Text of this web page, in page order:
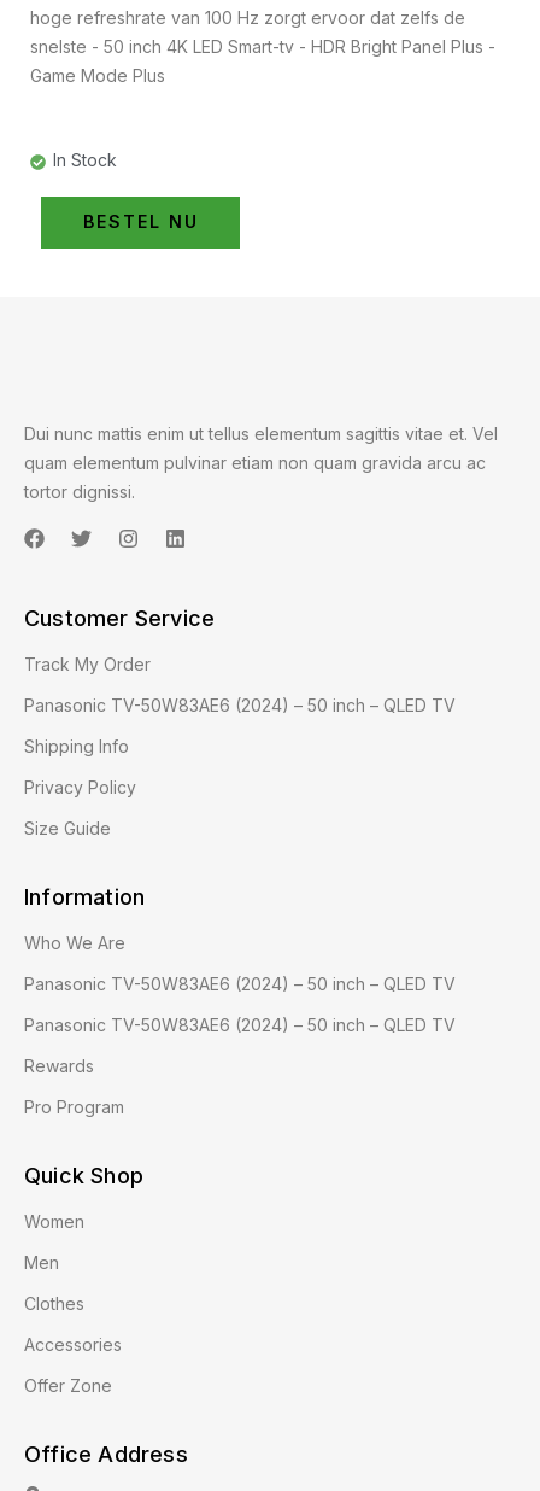
hoge refreshrate van 100 Hz zorgt ervoor dat zelfs de
snelste - 50 inch 4K LED Smart-tv - HDR Bright Panel Plus -
Game Mode Plus
In Stock
BESTEL NU
Dui nunc mattis enim ut tellus elementum sagittis vitae et. Vel
quam elementum pulvinar etiam non quam gravida arcu ac
tortor dignissi.
Customer Service
Track My Order
Panasonic TV-50W83AE6 (2024) – 50 inch – QLED TV
Shipping Info
Privacy Policy
Size Guide
Information
Who We Are
Panasonic TV-50W83AE6 (2024) – 50 inch – QLED TV
Panasonic TV-50W83AE6 (2024) – 50 inch – QLED TV
Rewards
Pro Program
Quick Shop
Women
Men
Clothes
Accessories
Offer Zone
Office Address